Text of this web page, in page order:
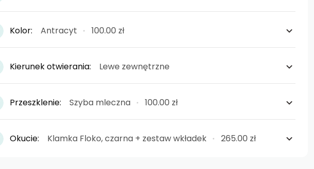
Kolor: Antracyt 100.00 zł
Kierunek otwierania: Lewe zewnętrzne
Przeszklenie: Szyba mleczna 100.00 zł
Okucie: Klamka Floko, czarna + zestaw wkładek 265.00 zł